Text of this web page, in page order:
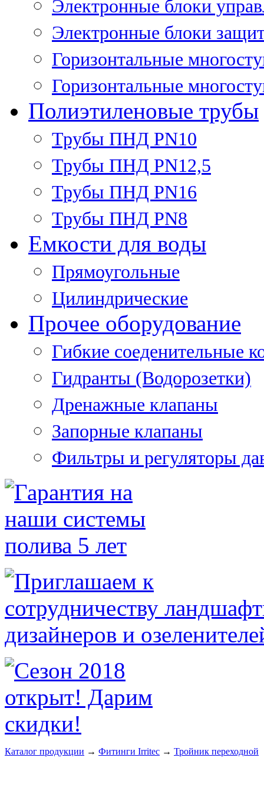
Электронные блоки
Электронные блоки
Горизонтальные
Горизонтальные
Полиэтиленовые трубы
Трубы ПНД PN10
Трубы ПНД PN12,5
Трубы ПНД PN16
Трубы ПНД PN8
Емкости для воды
Прямоугольные
Цилиндрические
Прочее оборудование
Гибкие соеденительные
Гидранты (Водорозетки)
Дренажные клапаны
Запорные клапаны
Фильтры и регуляторы
Каталог продукции → Фитинги Irritec → Тройник переходной